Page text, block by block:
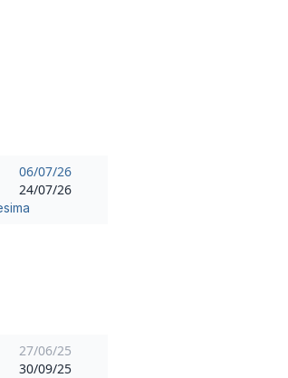
06/07/26
24/07/26
27/06/25
30/09/25